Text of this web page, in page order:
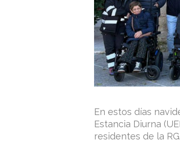
En estos días
Estancia Diurna
residentes de la